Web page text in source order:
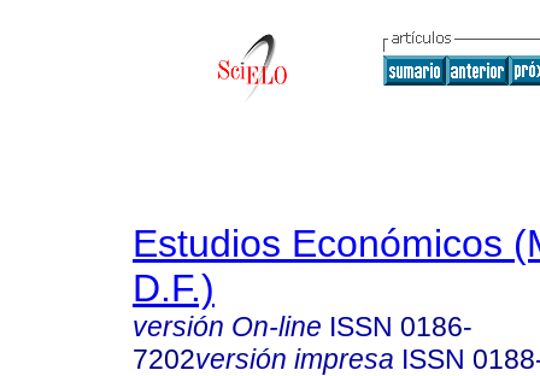
Estudios Económicos
D.F.)
versión On-line ISSN 0186-
7202versión impresa ISSN